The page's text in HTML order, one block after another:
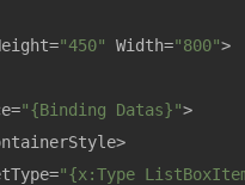
"450" Width="800">
"{Binding Datas}">
"{x:Type